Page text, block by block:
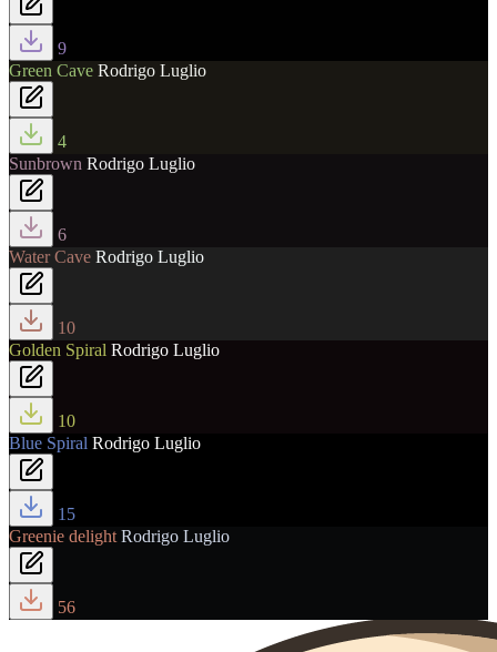
9
Green Cave Rodrigo Luglio
4
Sunbrown Rodrigo Luglio
6
Water Cave Rodrigo Luglio
10
Golden Spiral Rodrigo Luglio
10
Blue Spiral Rodrigo Luglio
15
Greenie delight Rodrigo Luglio
56